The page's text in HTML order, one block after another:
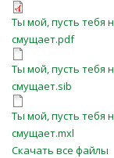
Ты мой,
Ты мой, пусть тебя
смущает.pdf
Ты мой,
смущает.sib
Ты мой, пусть тебя
смущает.sib
Ты мой,
Ты мой, пусть тебя
смущает.mxl
Скачать все файлы